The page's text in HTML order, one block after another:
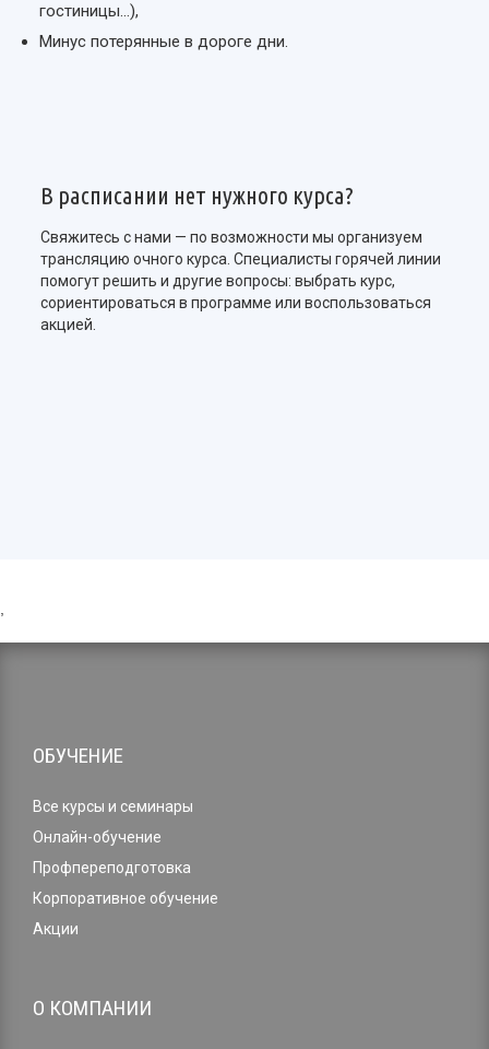
гостиницы…),
Минус потерянные в дороге дни.
В расписании нет нужного курса?
Свяжитесь с нами — по возможности мы организуем
трансляцию очного курса. Специалисты горячей линии
помогут решить и другие вопросы: выбрать курс,
сориентироваться в программе или воспользоваться
акцией.
ОБУЧЕНИЕ
Все курсы и семинары
Онлайн-обучение
Профпереподготовка
Корпоративное обучение
Акции
О КОМПАНИИ